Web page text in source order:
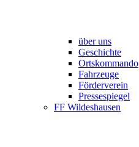
über uns
Geschichte
Ortskommando
Fahrzeuge
Förderverein
Pressespiegel
FF Wildeshausen